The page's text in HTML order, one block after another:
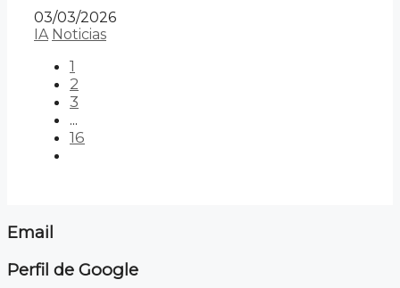
03/03/2026
IA Noticias
1
2
3
...
16
Email
Perfil de Google